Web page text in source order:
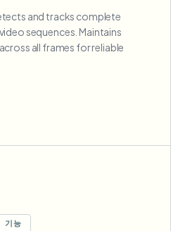
and tracks complete
sequences. Maintains
all frames for reliable
기능